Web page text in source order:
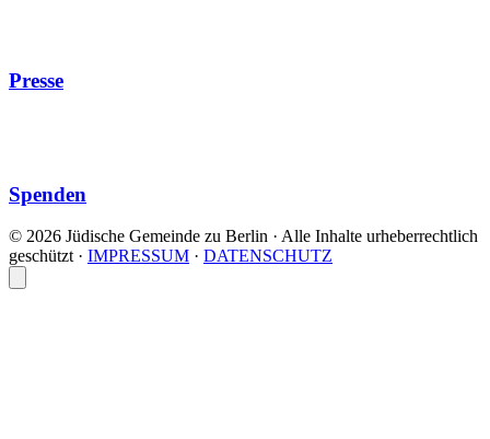
Presse
Spenden
© 2026 Jüdische Gemeinde zu Berlin · Alle Inhalte urheberrechtlich
geschützt · IMPRESSUM · DATENSCHUTZ